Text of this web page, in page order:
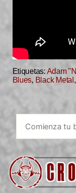
Etiquetas: Adam
Blues, Black Metal ,